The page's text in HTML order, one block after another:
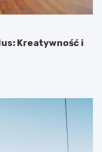
Kreatywność i